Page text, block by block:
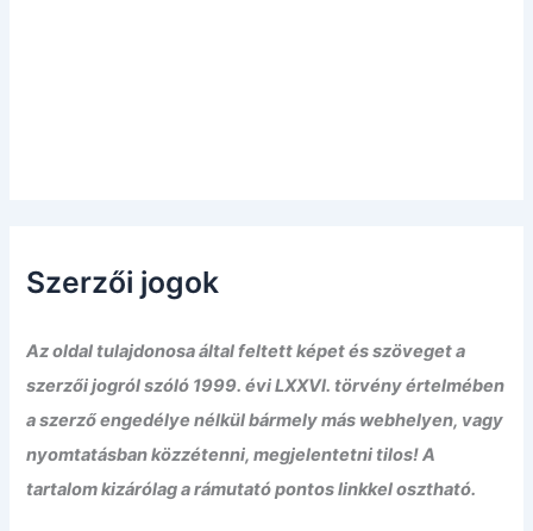
Szerzői jogok
Az oldal tulajdonosa által feltett képet és szöveget a
szerzői jogról szóló 1999. évi LXXVI. törvény értelmében
a szerző engedélye nélkül bármely más webhelyen, vagy
nyomtatásban közzétenni, megjelentetni tilos! A
tartalom kizárólag a rámutató pontos linkkel osztható.